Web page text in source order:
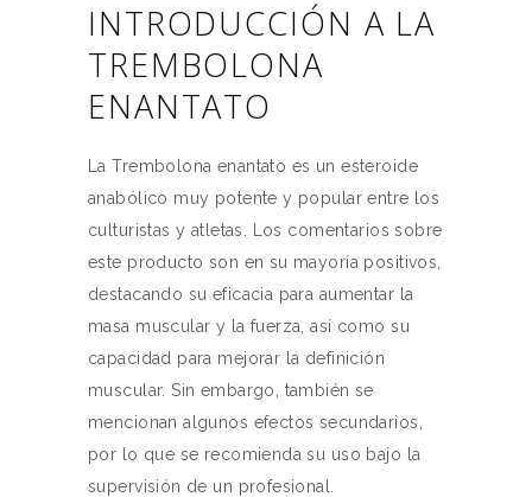
INTRODUCCIÓN A LA
TREMBOLONA
ENANTATO
La Trembolona enantato es un esteroide
anabólico muy potente y popular entre los
culturistas y atletas. Los comentarios sobre
este producto son en su mayoría positivos,
destacando su eficacia para aumentar la
masa muscular y la fuerza, así como su
capacidad para mejorar la definición
muscular. Sin embargo, también se
mencionan algunos efectos secundarios,
por lo que se recomienda su uso bajo la
supervisión de un profesional.